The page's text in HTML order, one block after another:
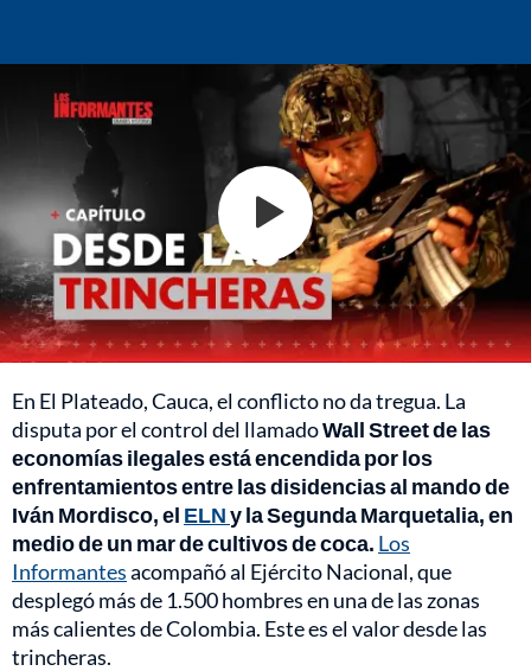
En El Plateado, Cauca, el conflicto no da tregua. La
disputa por el control del llamadoWall Street de las
economías ilegales está encendida por los
enfrentamientos entre las disidencias al mando de
Iván Mordisco, el ELNy la Segunda Marquetalia, en
medio de un mar de cultivos de coca. Los
Informantesacompañó al Ejército Nacional, que
desplegó más de 1.500 hombres en una de las zonas
más calientes de Colombia. Este es el valor desde las
trincheras.